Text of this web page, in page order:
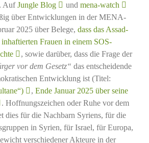
AufJungle Blog und mena-watch
über Entwicklungen in der MENA-
2025 über Belege, dass das Assad-
Frauen in einem SOS-
, sowie darüber, dass die Frage der
vor dem Gesetz“ das entscheidende
Entwicklung ist (Titel:
, Ende Januar 2025 über seine
. Hoffnungszeichen oder Ruhe vor dem
dies für die Nachbarn Syriens, für die
in Syrien, für Israel, für Europa,
verschiedener Akteure in der